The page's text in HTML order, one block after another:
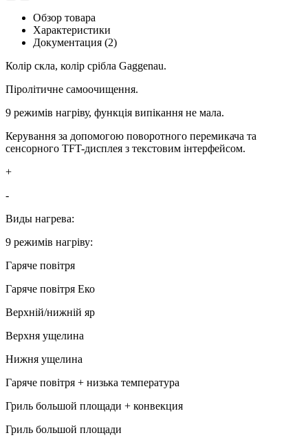
Обзор товара
Характеристики
Документация (2)
Колір скла, колір срібла Gaggenau.
Піролітичне самоочищення.
9 режимів нагріву, функція випікання не мала.
Керування за допомогою поворотного перемикача та
сенсорного TFT-дисплея з текстовим інтерфейсом.
+
-
Виды нагрева:
9 режимів нагріву:
Гаряче повітря
Гаряче повітря Еко
Верхній/нижній яр
Верхня ущелина
Нижня ущелина
Гаряче повітря + низька температура
Гриль большой площади + конвекция
Гриль большой площади